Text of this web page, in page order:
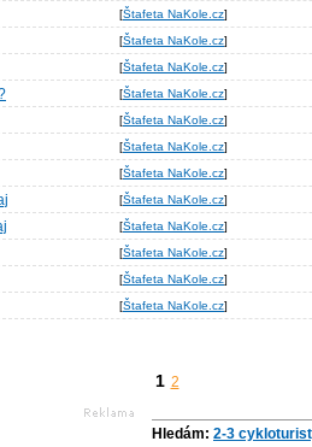
[Štafeta NaKole.cz]
[Štafeta NaKole.cz]
[Štafeta NaKole.cz]
[Štafeta NaKole.cz]
[Štafeta NaKole.cz]
[Štafeta NaKole.cz]
[Štafeta NaKole.cz]
[Štafeta NaKole.cz]
[Štafeta NaKole.cz]
[Štafeta NaKole.cz]
[Štafeta NaKole.cz]
[Štafeta NaKole.cz]
1 2
Hledám: 2-3